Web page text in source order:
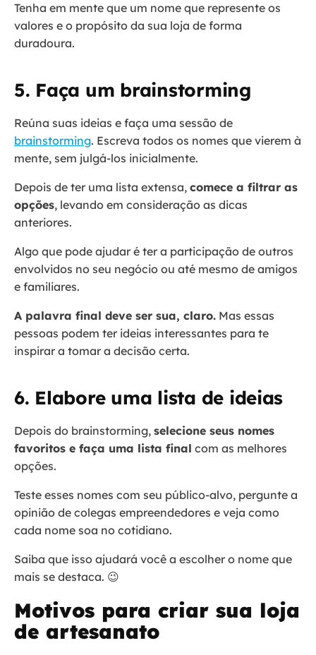
Tenha em mente que um nome que represente os
valores e o propósito da sua loja de forma
duradoura.
5. Faça um brainstorming
Reúna suas ideias e faça uma sessão de
brainstorming. Escreva todos os nomes que vierem à
mente, sem julgá-los inicialmente.
Depois de ter uma lista extensa, comece a filtrar as
opções, levando em consideração as dicas
anteriores.
Algo que pode ajudar é ter a participação de outros
envolvidos no seu negócio ou até mesmo de amigos
e familiares.
A palavra final deve ser sua, claro. Mas essas
pessoas podem ter ideias interessantes para te
inspirar a tomar a decisão certa.
6. Elabore uma lista de ideias
Depois do brainstorming, selecione seus nomes
favoritos e faça uma lista final com as melhores
opções.
Teste esses nomes com seu público-alvo, pergunte a
opinião de colegas empreendedores e veja como
cada nome soa no cotidiano.
Saiba que isso ajudará você a escolher o nome que
mais se destaca. 😉
Motivos para criar sua loja
de artesanato